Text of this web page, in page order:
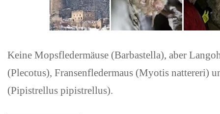
Keine Mopsfledermäuse (Barbastella), aber
(Plecotus), Fransenfledermaus (Myotis nattereri)
(Pipistrellus pipistrellus).